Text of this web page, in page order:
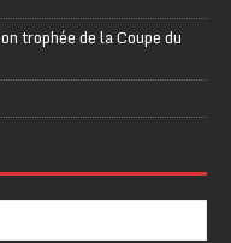
trophée de la Coupe du